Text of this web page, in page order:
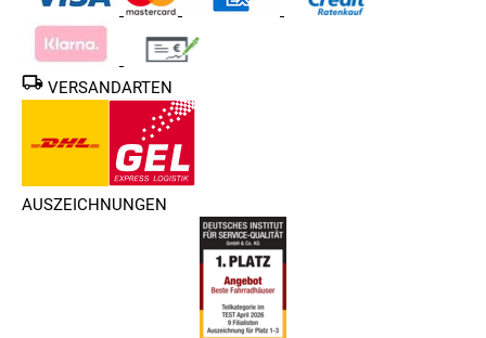
VERSANDARTEN
AUSZEICHNUNGEN